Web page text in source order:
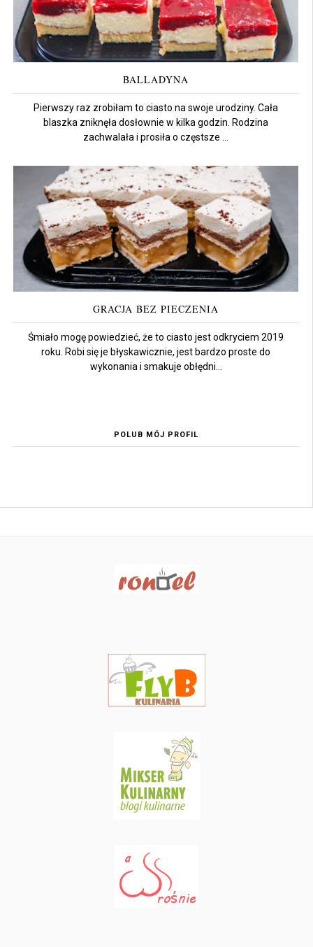
BALLADYNA
Pierwszy raz zrobiłam to ciasto na swoje urodziny. Cała
blaszka zniknęła dosłownie w kilka godzin. Rodzina
zachwalała i prosiła o częstsze ...
GRACJA BEZ PIECZENIA
Śmiało mogę powiedzieć, że to ciasto jest odkryciem 2019
roku. Robi się je błyskawicznie, jest bardzo proste do
wykonania i smakuje obłędni...
POLUB MÓJ PROFIL